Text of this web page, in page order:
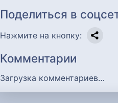
Поделиться в
Нажмите на кнопку:
Комментарии
Загрузка комментариев…